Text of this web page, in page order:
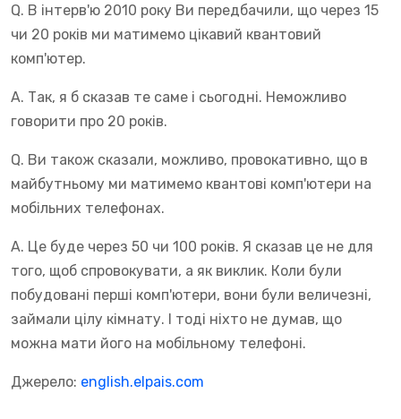
Q. В інтерв'ю 2010 року Ви передбачили, що через 15
чи 20 років ми матимемо цікавий квантовий
комп'ютер.
A. Так, я б сказав те саме і сьогодні. Неможливо
говорити про 20 років.
Q. Ви також сказали, можливо, провокативно, що в
майбутньому ми матимемо квантові комп'ютери на
мобільних телефонах.
A. Це буде через 50 чи 100 років. Я сказав це не для
того, щоб спровокувати, а як виклик. Коли були
побудовані перші комп'ютери, вони були величезні,
займали цілу кімнату. І тоді ніхто не думав, що
можна мати його на мобільному телефоні.
Джерело: english.elpais.com